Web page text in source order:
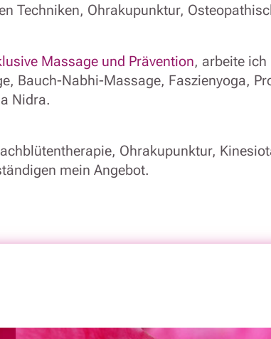
Techniken, Ohrakupunktur,
Massage und Prävention, arbeite
Bauch-Nabhi-Massage, Faszienyoga,
Nidra.
Ohrakupunktur,
mein Angebot.